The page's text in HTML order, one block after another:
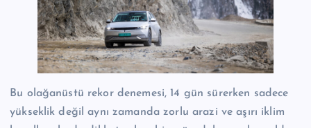
Bu olağanüstü rekor denemesi, 14 gün sürerken sadece
yükseklik değil aynı zamanda zorlu arazi ve aşırı iklim